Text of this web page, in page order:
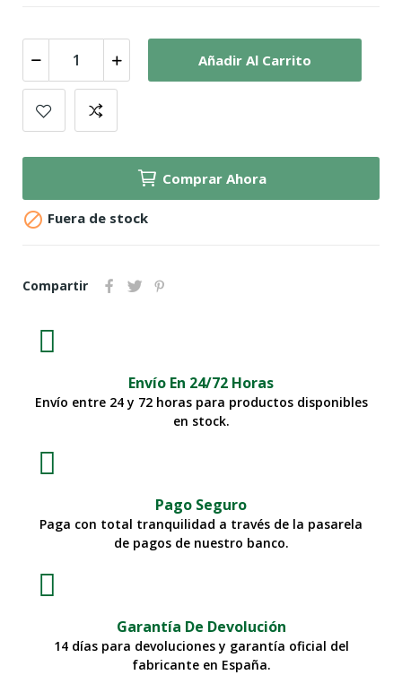
Añadir Al Carrito
Comprar Ahora
 Fuera de stock
Compartir
Envío En 24/72 Horas
Envío entre 24 y 72 horas para productos disponibles
en stock.
Pago Seguro
Paga con total tranquilidad a través de la pasarela
de pagos de nuestro banco.
Garantía De Devolución
14 días para devoluciones y garantía oficial del
fabricante en España.